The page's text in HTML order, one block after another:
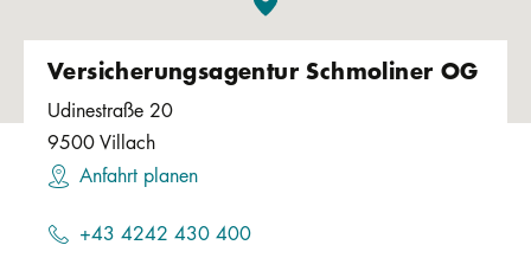
Versicherungsagentur Schmoliner OG
Udinestraße 20
9500Villach
Anfahrt planen
+43 4242 430 400